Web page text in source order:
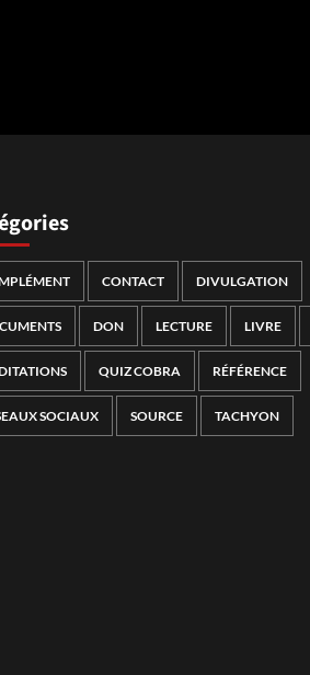
CONTACT DIVULGATION
DON LECTURE LIVRE
QUIZ COBRA RÉFÉRENCE
SOCIAUX SOURCE TACHYON